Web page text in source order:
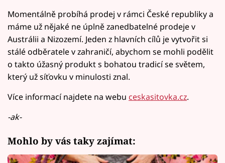
Momentálně probíhá prodej v rámci České republiky a
máme už nějaké ne úplně zanedbatelné prodeje v
Austrálii a Nizozemí. Jeden z hlavních cílů je vytvořit si
stálé odběratele v zahraničí, abychom se mohli podělit
o takto úžasný produkt s bohatou tradicí se světem,
který už síťovku v minulosti znal.
Více informací najdete na webu ceskasitovka.cz.
-ak-
Mohlo by vás taky zajímat: